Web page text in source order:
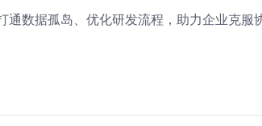
数据孤岛、优化研发流程，助力企业克服